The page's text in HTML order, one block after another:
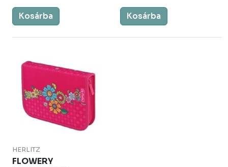
Kosárba Kosárba
HERLITZ
FLOWERY